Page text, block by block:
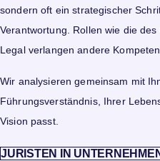
sondern oft ein strategischer
Verantwortung. Rollen wie die
Legal verlangen andere
Wir analysieren gemeinsam mit
Führungsverständnis, Ihrer
Vision passt.
JURISTEN IN